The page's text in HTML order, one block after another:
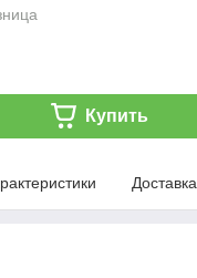
Купить
Доставка